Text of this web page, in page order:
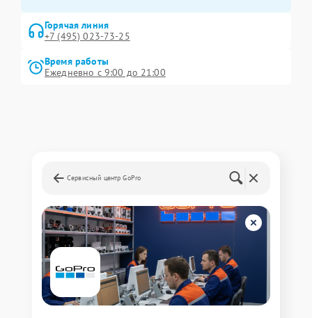
Горячая линия
+7 (495) 023-73-25
Время работы
Ежедневно с 9:00 до 21:00
Сервисный центр GoPro